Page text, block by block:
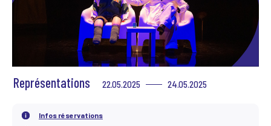
Scène News – Le blog du labo médias
Représentations 22.05.2025 24.05.2025
Infos réservations